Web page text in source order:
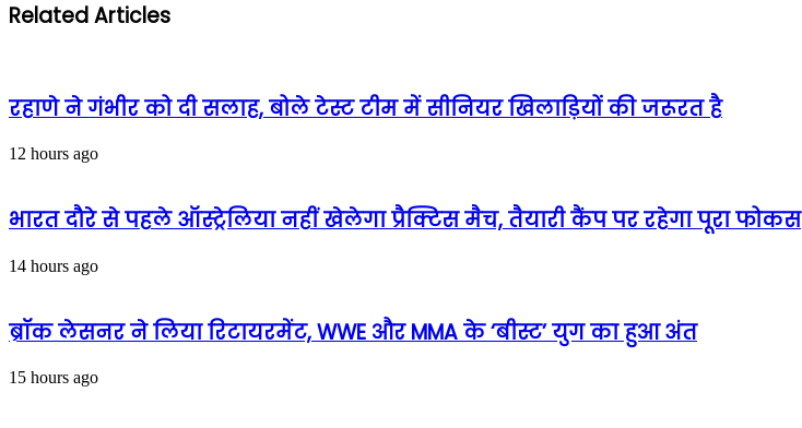
Related Articles
रहाणे ने गंभीर को दी सलाह, बोले टेस्ट टीम में सीनियर खिलाड़ियों की जरूरत है
12 hours ago
भारत दौरे से पहले ऑस्ट्रेलिया नहीं खेलेगा प्रैक्टिस मैच, तैयारी कैंप पर रहेगा पूरा फोकस
14 hours ago
ब्रॉक लेसनर ने लिया रिटायरमेंट, WWE और MMA के ‘बीस्ट’ युग का हुआ अंत
15 hours ago